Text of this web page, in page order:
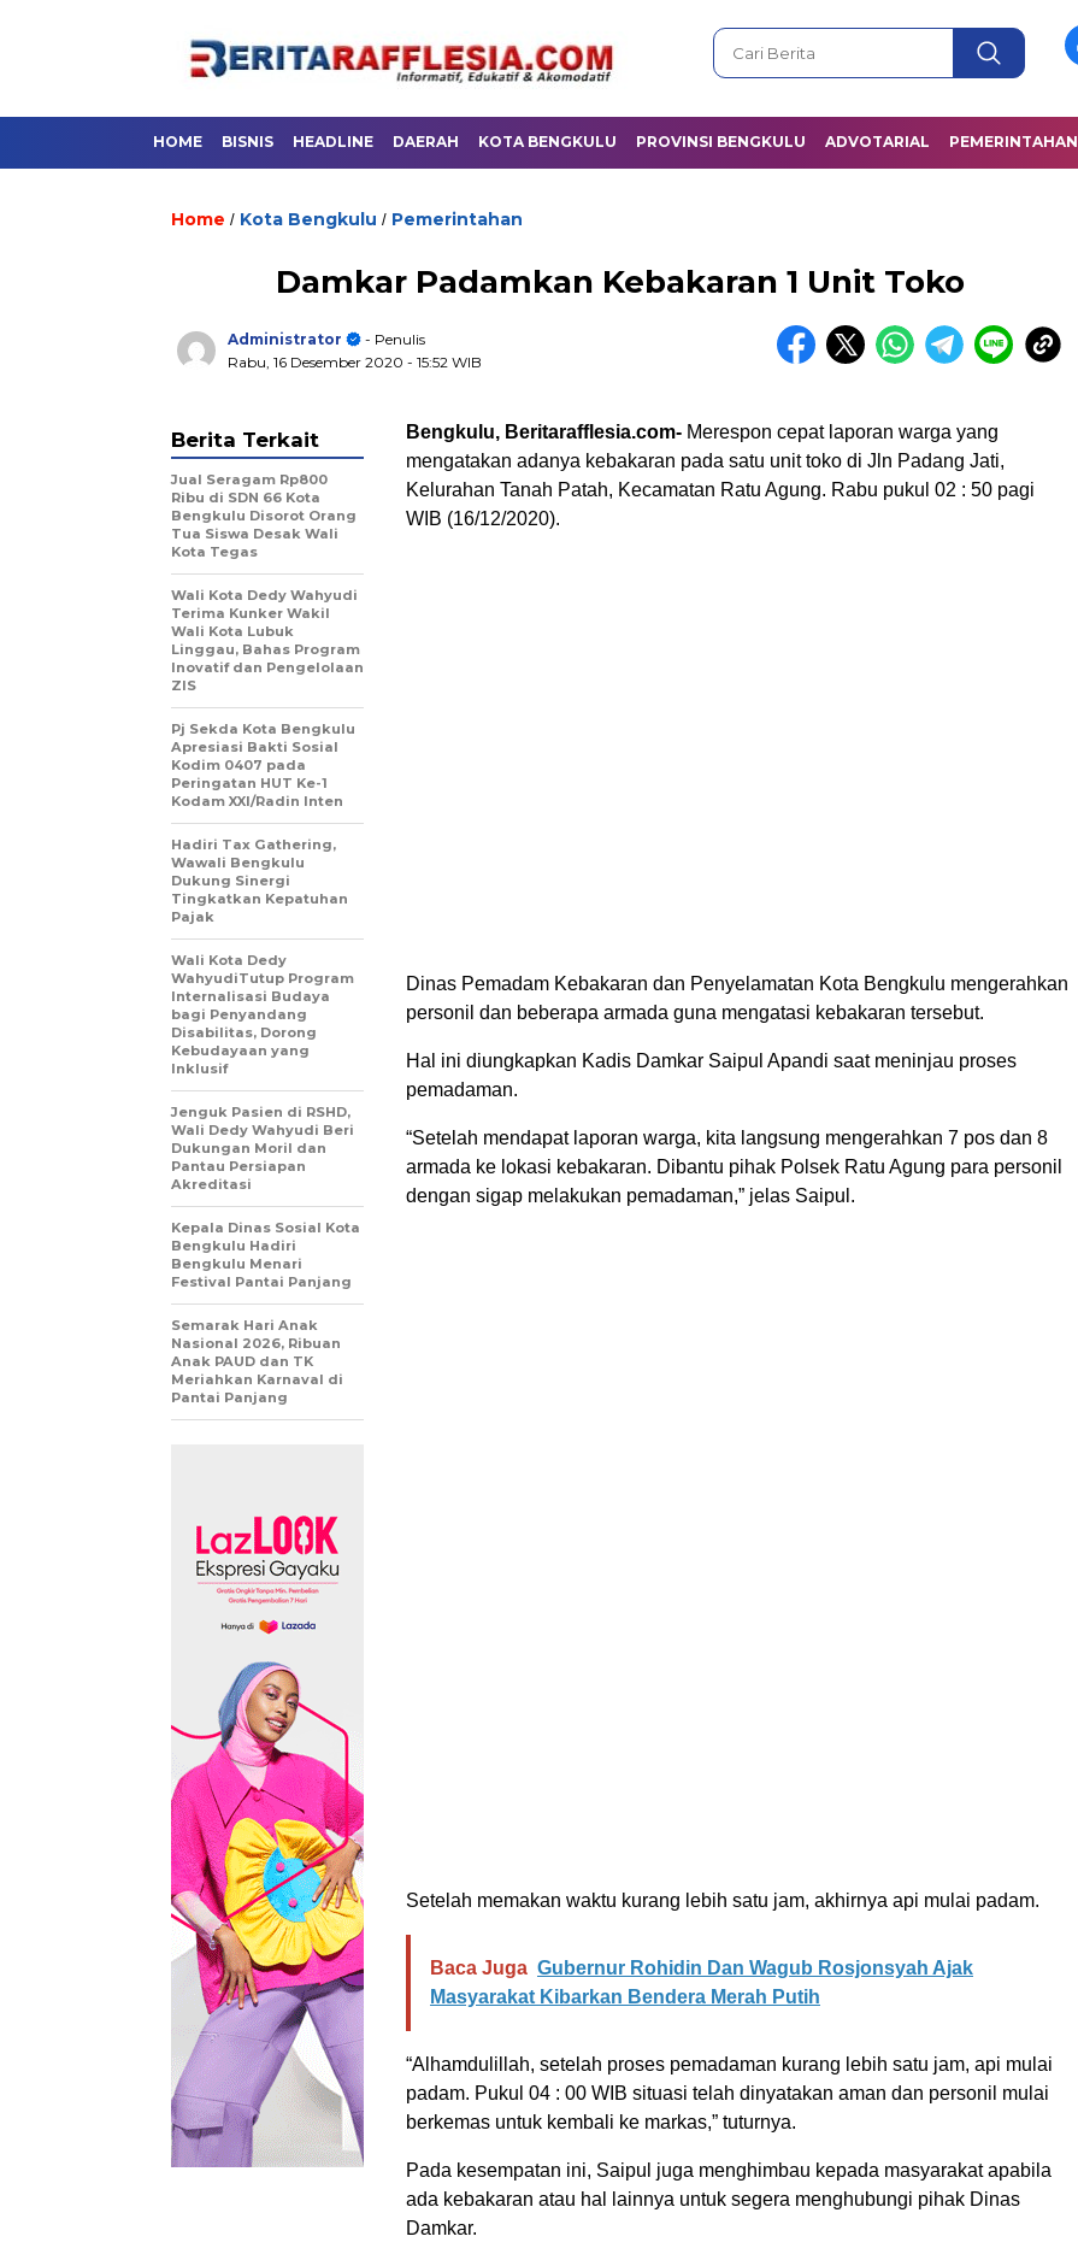
HOME BISNIS HEADLINE DAERAH KOTA BENGKULU PROVINSI BENGKULU ADVOTARIAL PEMERINTAHAN
Home / Kota Bengkulu / Pemerintahan
Damkar Padamkan Kebakaran 1 Unit Toko
Administrator
- Penulis
Rabu, 16 Desember 2020 - 15:52 WIB
Bengkulu, Beritarafflesia.com- Merespon cepat laporan warga yang
mengatakan adanya kebakaran pada satu unit toko di Jln Padang Jati,
Kelurahan Tanah Patah, Kecamatan Ratu Agung. Rabu pukul 02 : 50 pagi
WIB (16/12/2020).
Dinas Pemadam Kebakaran dan Penyelamatan Kota Bengkulu mengerahkan
personil dan beberapa armada guna mengatasi kebakaran tersebut.
Hal ini diungkapkan Kadis Damkar Saipul Apandi saat meninjau proses
pemadaman.
“Setelah mendapat laporan warga, kita langsung mengerahkan 7 pos dan 8
armada ke lokasi kebakaran. Dibantu pihak Polsek Ratu Agung para personil
dengan sigap melakukan pemadaman,” jelas Saipul.
Setelah memakan waktu kurang lebih satu jam, akhirnya api mulai padam.
Baca Juga Gubernur Rohidin Dan Wagub Rosjonsyah Ajak
Masyarakat Kibarkan Bendera Merah Putih
“Alhamdulillah, setelah proses pemadaman kurang lebih satu jam, api mulai
padam. Pukul 04 : 00 WIB situasi telah dinyatakan aman dan personil mulai
berkemas untuk kembali ke markas,” tuturnya.
Pada kesempatan ini, Saipul juga menghimbau kepada masyarakat apabila
ada kebakaran atau hal lainnya untuk segera menghubungi pihak Dinas
Damkar.
Berita Terkait
Jual Seragam Rp800
Ribu di SDN 66 Kota
Bengkulu Disorot Orang
Tua Siswa Desak Wali
Kota Tegas
Wali Kota Dedy Wahyudi
Terima Kunker Wakil
Wali Kota Lubuk
Linggau, Bahas Program
Inovatif dan Pengelolaan
ZIS
Pj Sekda Kota Bengkulu
Apresiasi Bakti Sosial
Kodim 0407 pada
Peringatan HUT Ke-1
Kodam XXI/Radin Inten
Hadiri Tax Gathering,
Wawali Bengkulu
Dukung Sinergi
Tingkatkan Kepatuhan
Pajak
Wali Kota Dedy
WahyudiTutup Program
Internalisasi Budaya
bagi Penyandang
Disabilitas, Dorong
Kebudayaan yang
Inklusif
Jenguk Pasien di RSHD,
Wali Dedy Wahyudi Beri
Dukungan Moril dan
Pantau Persiapan
Akreditasi
Kepala Dinas Sosial Kota
Bengkulu Hadiri
Bengkulu Menari
Festival Pantai Panjang
Semarak Hari Anak
Nasional 2026, Ribuan
Anak PAUD dan TK
Meriahkan Karnaval di
Pantai Panjang